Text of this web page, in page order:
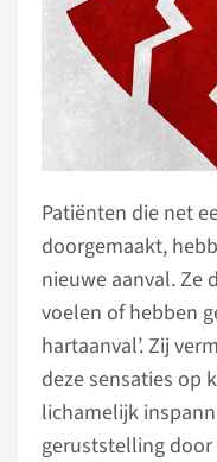
Patiënten die net
doorgemaakt,
nieuwe aanval. Ze
voelen of hebben
hartaanval’. Zij
deze sensaties op
lichamelijk
geruststelling